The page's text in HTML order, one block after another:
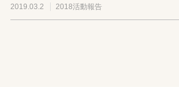
2019.03.2 2018活動報告